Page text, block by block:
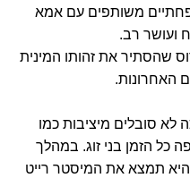
משותפים עם אמא
ועושר רב.
שהסתיר את זהותו המינית
האחרונות.
לא סובלים מיציבות כמו
כל הזמן בני זוג. במהלך
תמצא את המיסטר רייט